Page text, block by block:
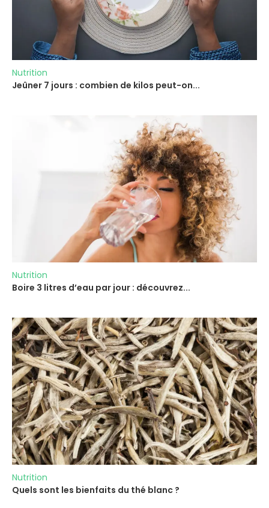
Nutrition
Jeûner 7 jours : combien de kilos peut-on...
Nutrition
Boire 3 litres d’eau par jour : découvrez...
Nutrition
Quels sont les bienfaits du thé blanc ?